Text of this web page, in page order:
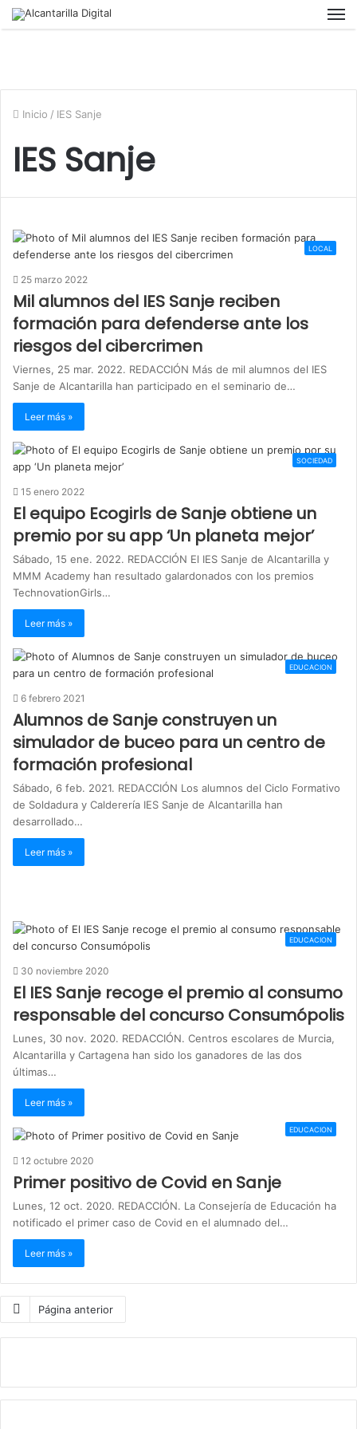
Inicio / IES Sanje
IES Sanje
LOCAL
25 marzo 2022
Mil alumnos del IES Sanje reciben
formación para defenderse ante los
riesgos del cibercrimen
Viernes, 25 mar. 2022. REDACCIÓN Más de mil alumnos del IES
Sanje de Alcantarilla han participado en el seminario de…
Leer más »
SOCIEDAD
15 enero 2022
El equipo Ecogirls de Sanje obtiene un
premio por su app ‘Un planeta mejor’
Sábado, 15 ene. 2022. REDACCIÓN El IES Sanje de Alcantarilla y
MMM Academy han resultado galardonados con los premios
TechnovationGirls…
Leer más »
EDUCACION
6 febrero 2021
Alumnos de Sanje construyen un
simulador de buceo para un centro de
formación profesional
Sábado, 6 feb. 2021. REDACCIÓN Los alumnos del Ciclo Formativo
de Soldadura y Calderería IES Sanje de Alcantarilla han
desarrollado…
Leer más »
EDUCACION
30 noviembre 2020
El IES Sanje recoge el premio al consumo
responsable del concurso Consumópolis
Lunes, 30 nov. 2020. REDACCIÓN. Centros escolares de Murcia,
Alcantarilla y Cartagena han sido los ganadores de las dos
últimas…
Leer más »
EDUCACION
12 octubre 2020
Primer positivo de Covid en Sanje
Lunes, 12 oct. 2020. REDACCIÓN. La Consejería de Educación ha
notificado el primer caso de Covid en el alumnado del…
Leer más »
Página anterior